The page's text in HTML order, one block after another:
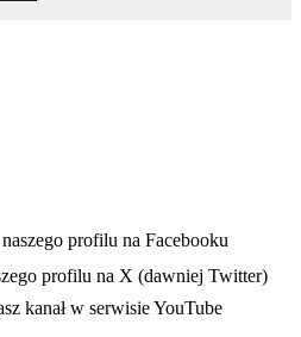
w nowej karcieprofilu na Facebooku
profilu na X (dawniej Twitter)
w nowej karcie
kanał w serwisie YouTube